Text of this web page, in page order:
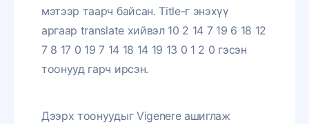
мэтээр таарч байсан. Title-г энэхүү
аргаар translate хийвэл 10 2 14 7 19 6 18 12
7 8 17 0 19 7 14 18 14 19 13 0 1 2 0 гэсэн
тоонууд гарч ирсэн.
Дээрх тоонуудыг Vigenere ашиглаж